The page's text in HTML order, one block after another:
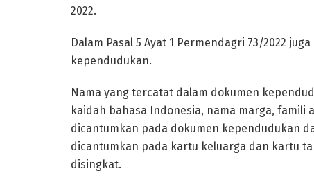
2022.
Dalam Pasal 5 Ayat 1 Permendagri 73/2022
kependudukan.
Nama yang tercatat dalam dokumen
kaidah bahasa Indonesia, nama marga,
dicantumkan pada dokumen kependudukan
dicantumkan pada kartu keluarga dan kartu
disingkat.